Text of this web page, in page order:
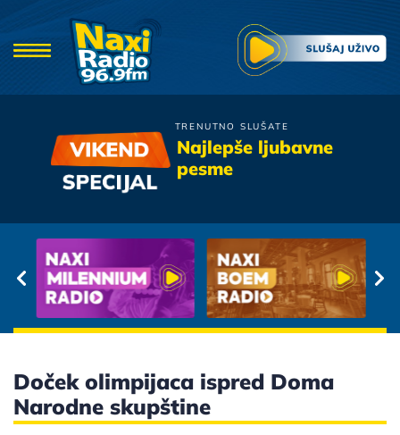
TRENUTNO SLUŠATE
Najlepše ljubavne
pesme
Time
Da Li Znas Da Te Volim
Doček olimpijaca ispred Doma
Narodne skupštine